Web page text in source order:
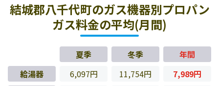
結城郡八千代町のガス機器別プロパン
ガス料金の平均(月間)
夏季 冬季
年間
給湯器
6,097円 11,754円
7,989円